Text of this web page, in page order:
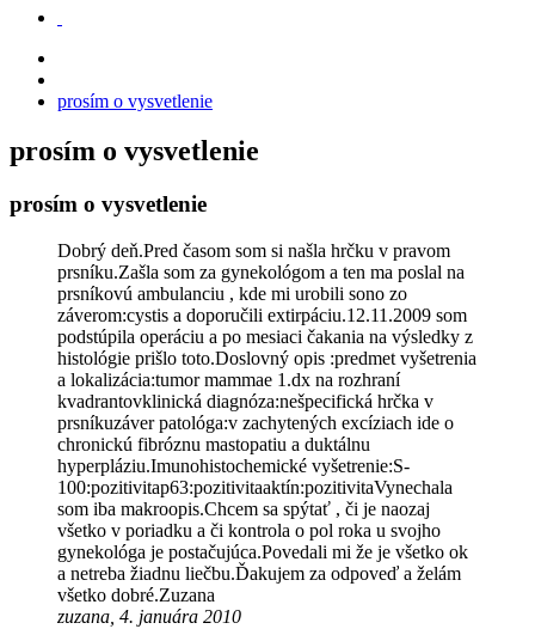
prosím o vysvetlenie
prosím o vysvetlenie
prosím o vysvetlenie
Dobrý deň.Pred časom som si našla hrčku v pravom
prsníku.Zašla som za gynekológom a ten ma poslal na
prsníkovú ambulanciu , kde mi urobili sono zo
záverom:cystis a doporučili extirpáciu.12.11.2009 som
podstúpila operáciu a po mesiaci čakania na výsledky z
histológie prišlo toto.Doslovný opis :predmet vyšetrenia
a lokalizácia:tumor mammae 1.dx na rozhraní
kvadrantovklinická diagnóza:nešpecifická hrčka v
prsníkuzáver patológa:v zachytených excíziach ide o
chronickú fibróznu mastopatiu a duktálnu
hyperpláziu.Imunohistochemické vyšetrenie:S-
100:pozitivitap63:pozitivitaaktín:pozitivitaVynechala
som iba makroopis.Chcem sa spýtať , či je naozaj
všetko v poriadku a či kontrola o pol roka u svojho
gynekológa je postačujúca.Povedali mi že je všetko ok
a netreba žiadnu liečbu.Ďakujem za odpoveď a želám
všetko dobré.Zuzana
zuzana, 4. januára 2010